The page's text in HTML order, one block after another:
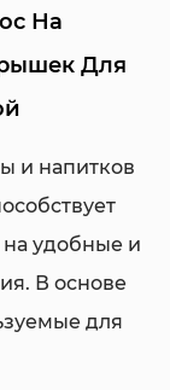
На
Для
и напитков
удобные и
В основе
для